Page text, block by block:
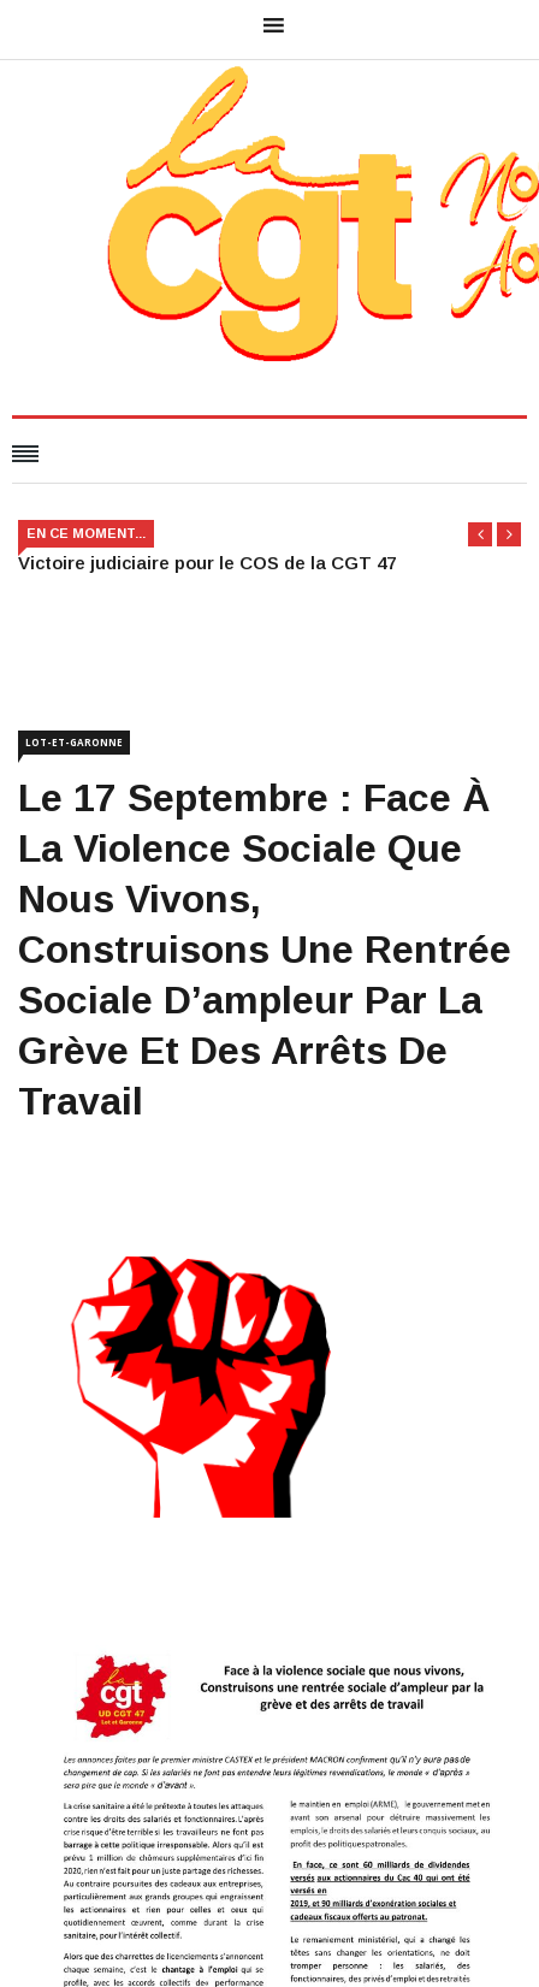
EN CE MOMENT...
Victoire judiciaire pour le COS de la CGT 47
LOT-ET-GARONNE
Le 17 Septembre : Face À
La Violence Sociale Que
Nous Vivons,
Construisons Une Rentrée
Sociale D’ampleur Par La
Grève Et Des Arrêts De
Travail